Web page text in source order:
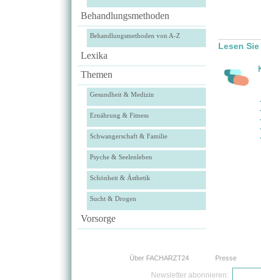
Behandlungsmethoden
Behandlungsmethoden von A-Z
Lexika
Themen
Gesundheit & Medizin
Ernährung & Fitness
Schwangerschaft & Familie
Psyche & Seelenleben
Schönheit & Ästhetik
Sucht & Drogen
Vorsorge
Lesen
Über FACHARZT24 Presse
Newsletter abonnieren: